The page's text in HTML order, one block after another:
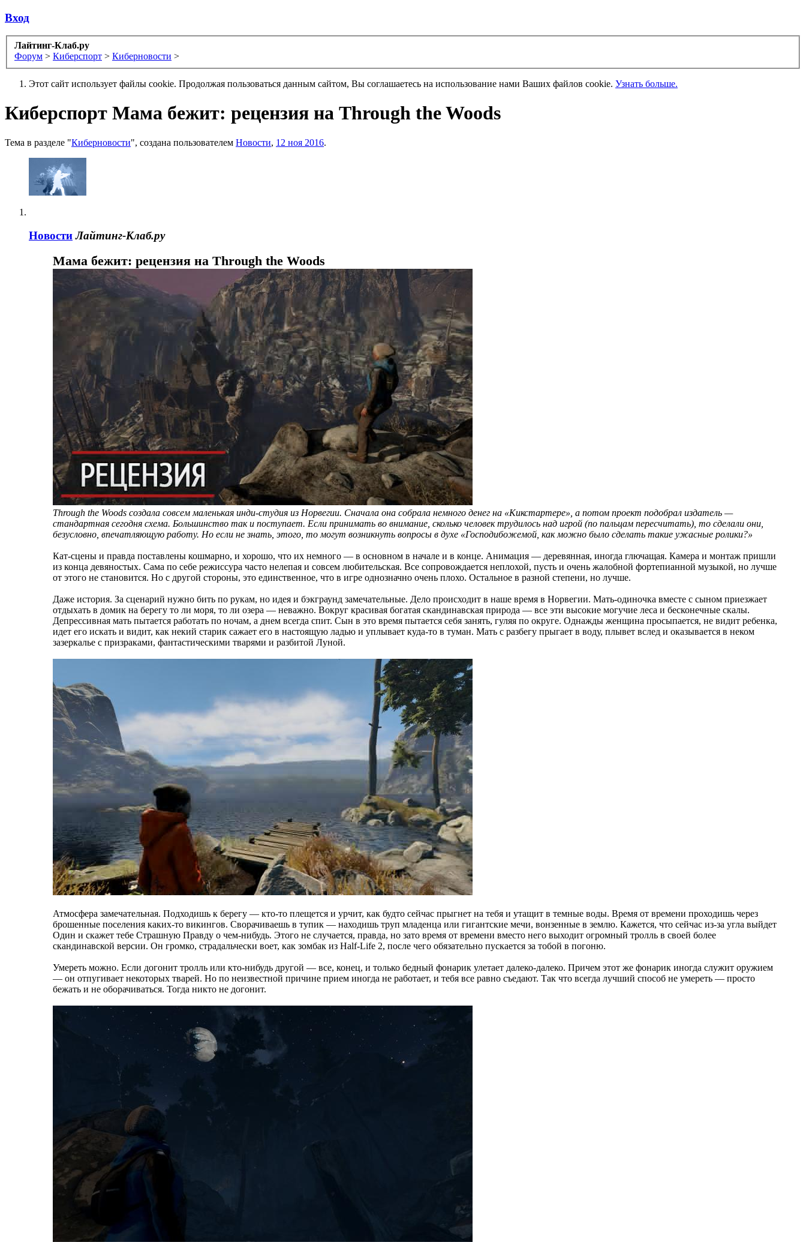
Вход
Лайтинг-Клаб.ру
Форум > Киберспорт > Киберновости >
Этот сайт использует файлы cookie. Продолжая пользоваться данным сайтом, Вы соглашаетесь на использование нами Ваших файлов cookie. Узнать больше.
Киберспорт Мама бежит: рецензия на Through the Woods
Тема в разделе "Киберновости", создана пользователем Новости, 12 ноя 2016.
Новости Лайтинг-Клаб.ру
Мама бежит: рецензия на Through the Woods
Through the Woods создала совсем маленькая инди-студия из Норвегии. Сначала она собрала немного денег на «Кикстартере», а потом проект подобрал издатель —
стандартная сегодня схема. Большинство так и поступает. Если принимать во внимание, сколько человек трудилось над игрой (по пальцам пересчитать), то сделали они,
безусловно, впечатляющую работу. Но если не знать, этого, то могут возникнуть вопросы в духе «Господибожемой, как можно было сделать такие ужасные ролики?»
Кат-сцены и правда поставлены кошмарно, и хорошо, что их немного — в основном в начале и в конце. Анимация — деревянная, иногда глючащая. Камера и монтаж пришли
из конца девяностых. Сама по себе режиссура часто нелепая и совсем любительская. Все сопровождается неплохой, пусть и очень жалобной фортепианной музыкой, но лучше
от этого не становится. Но с другой стороны, это единственное, что в игре однозначно очень плохо. Остальное в разной степени, но лучше.
Даже история. За сценарий нужно бить по рукам, но идея и бэкграунд замечательные. Дело происходит в наше время в Норвегии. Мать-одиночка вместе с сыном приезжает
отдыхать в домик на берегу то ли моря, то ли озера — неважно. Вокруг красивая богатая скандинавская природа — все эти высокие могучие леса и бесконечные скалы.
Депрессивная мать пытается работать по ночам, а днем всегда спит. Сын в это время пытается себя занять, гуляя по округе. Однажды женщина просыпается, не видит ребенка,
идет его искать и видит, как некий старик сажает его в настоящую ладью и уплывает куда-то в туман. Мать с разбегу прыгает в воду, плывет вслед и оказывается в неком
зазеркалье с призраками, фантастическими тварями и разбитой Луной.
Атмосфера замечательная. Подходишь к берегу — кто-то плещется и урчит, как будто сейчас прыгнет на тебя и утащит в темные воды. Время от времени проходишь через
брошенные поселения каких-то викингов. Сворачиваешь в тупик — находишь труп младенца или гигантские мечи, вонзенные в землю. Кажется, что сейчас из-за угла выйдет
Один и скажет тебе Страшную Правду о чем-нибудь. Этого не случается, правда, но зато время от времени вместо него выходит огромный тролль в своей более
скандинавской версии. Он громко, страдальчески воет, как зомбак из Half-Life 2, после чего обязательно пускается за тобой в погоню.
Умереть можно. Если догонит тролль или кто-нибудь другой — все, конец, и только бедный фонарик улетает далеко-далеко. Причем этот же фонарик иногда служит оружием
— он отпугивает некоторых тварей. Но по неизвестной причине прием иногда не работает, и тебя все равно съедают. Так что всегда лучший способ не умереть — просто
бежать и не оборачиваться. Тогда никто не догонит.